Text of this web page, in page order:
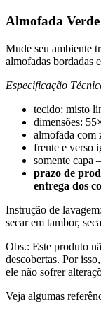
Almofada
Mude seu ambiente
almofadas bordadas
Especificação
tecido: misto
dimensões:
almofada com
frente e verso
somente capa –
prazo de
entrega dos
Instrução de
secar em tambor,
Obs.: Este produto
descobertas. Por
ele não sofrer
Veja algumas